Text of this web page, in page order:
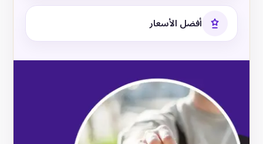
أفضل الأسعار